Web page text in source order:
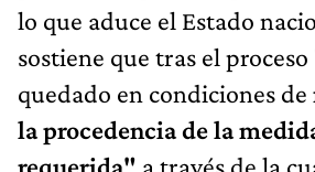
lo que aduce el Estado
sostiene que tras el
quedado en condiciones de
la procedencia de la
requerida" a través de la